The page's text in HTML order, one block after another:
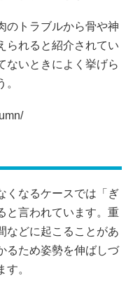
のトラブルから骨や神
られると紹介されてい
ないときによく挙げら
くなるケースでは「ぎ
と言われています。重
などに起こることがあ
るため姿勢を伸ばしづ
。